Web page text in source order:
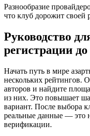
Разнообразие
что клуб дорожит своей
Руководство
регистрации
Начать путь в мире
нескольких рейтингов.
авторов и найдите
из них. Это повышает
вариант. После выбора
реальные данные — это
верификации.